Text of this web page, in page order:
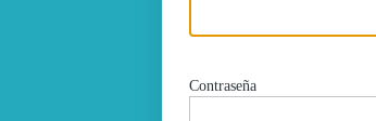
Contraseña